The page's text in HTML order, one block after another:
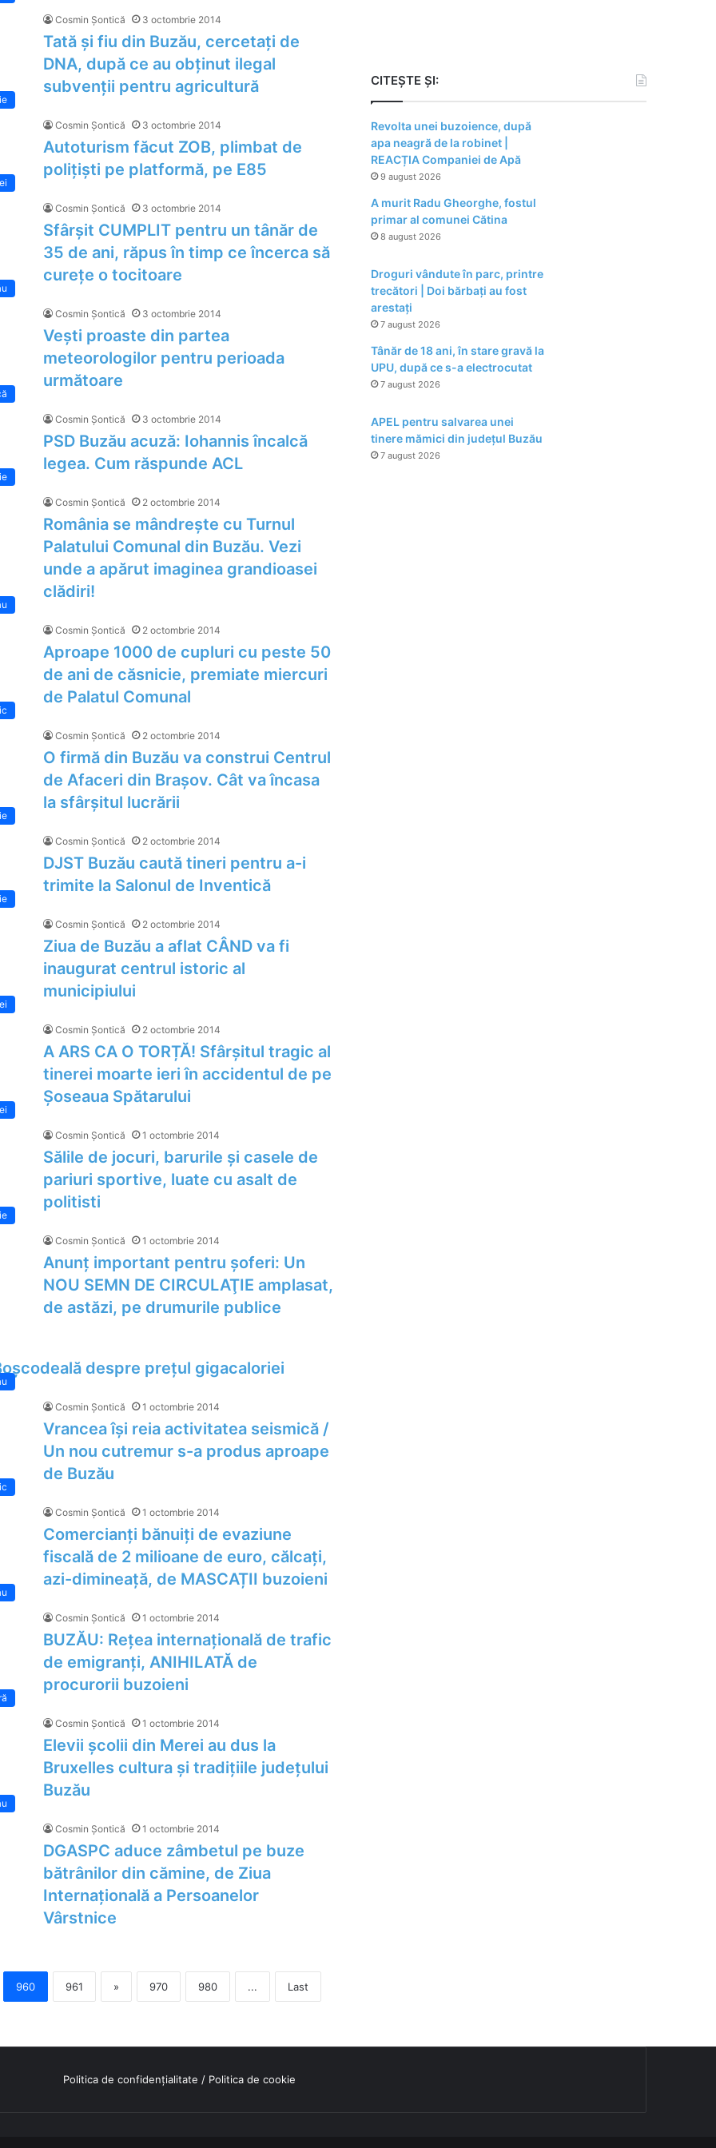
Cosmin Șontică 3 octombrie 2014
Tată și fiu din Buzău, cercetați de
DNA, după ce au obținut ilegal
subvenții pentru agricultură
Cosmin Șontică 3 octombrie 2014
Autoturism făcut ZOB, plimbat de
polițiști pe platformă, pe E85
Cosmin Șontică 3 octombrie 2014
Sfârșit CUMPLIT pentru un tânăr de
35 de ani, răpus în timp ce încerca să
curețe o tocitoare
Cosmin Șontică 3 octombrie 2014
Vești proaste din partea
meteorologilor pentru perioada
următoare
Cosmin Șontică 3 octombrie 2014
PSD Buzău acuză: Iohannis încalcă
legea. Cum răspunde ACL
Cosmin Șontică 2 octombrie 2014
România se mândrește cu Turnul
Palatului Comunal din Buzău. Vezi
unde a apărut imaginea grandioasei
clădiri!
Cosmin Șontică 2 octombrie 2014
Aproape 1000 de cupluri cu peste 50
de ani de căsnicie, premiate miercuri
de Palatul Comunal
Cosmin Șontică 2 octombrie 2014
O firmă din Buzău va construi Centrul
de Afaceri din Brașov. Cât va încasa
la sfârșitul lucrării
Cosmin Șontică 2 octombrie 2014
DJST Buzău caută tineri pentru a-i
trimite la Salonul de Inventică
Cosmin Șontică 2 octombrie 2014
Ziua de Buzău a aflat CÂND va fi
inaugurat centrul istoric al
municipiului
Cosmin Șontică 2 octombrie 2014
A ARS CA O TORȚĂ! Sfârșitul tragic al
tinerei moarte ieri în accidentul de pe
Șoseaua Spătarului
Cosmin Șontică 1 octombrie 2014
Sălile de jocuri, barurile și casele de
pariuri sportive, luate cu asalt de
politisti
Cosmin Șontică 1 octombrie 2014
Anunţ important pentru şoferi: Un
NOU SEMN DE CIRCULAŢIE amplasat,
de astăzi, pe drumurile publice
despre prețul gigacaloriei
Cosmin Șontică 1 octombrie 2014
Vrancea își reia activitatea seismică /
Un nou cutremur s-a produs aproape
de Buzău
Cosmin Șontică 1 octombrie 2014
Comercianți bănuiți de evaziune
fiscală de 2 milioane de euro, călcați,
azi-dimineață, de MASCAȚII buzoieni
Cosmin Șontică 1 octombrie 2014
BUZĂU: Rețea internațională de trafic
de emigranți, ANIHILATĂ de
procurorii buzoieni
Cosmin Șontică 1 octombrie 2014
Elevii școlii din Merei au dus la
Bruxelles cultura și tradițiile județului
Buzău
Cosmin Șontică 1 octombrie 2014
DGASPC aduce zâmbetul pe buze
bătrânilor din cămine, de Ziua
Internațională a Persoanelor
Vârstnice
960 961 » 970 980 ... Last
CITEȘTE ȘI:
Revolta unei buzoience, după
apa neagră de la robinet |
REACȚIA Companiei de Apă
9 august 2026
A murit Radu Gheorghe, fostul
primar al comunei Cătina
8 august 2026
Droguri vândute în parc, printre
trecători | Doi bărbați au fost
arestați
7 august 2026
Tânăr de 18 ani, în stare gravă la
UPU, după ce s-a electrocutat
7 august 2026
APEL pentru salvarea unei
tinere mămici din județul Buzău
7 august 2026
Politica de confidențialitate / Politica de cookie